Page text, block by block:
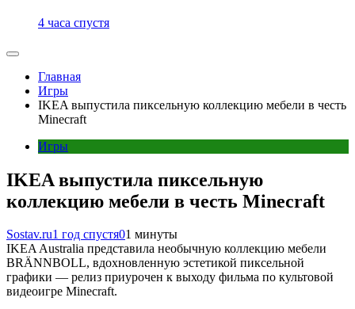
4 часа спустя
Главная
Игры
IKEA выпустила пиксельную коллекцию мебели в честь
Minecraft
Игры
IKEA выпустила пиксельную
коллекцию мебели в честь Minecraft
Sostav.ru1 год спустя01 минуты
IKEA Australia представила необычную коллекцию мебели
BRÄNNBOLL, вдохновленную эстетикой пиксельной
графики — релиз приурочен к выходу фильма по культовой
видеоигре Minecraft.